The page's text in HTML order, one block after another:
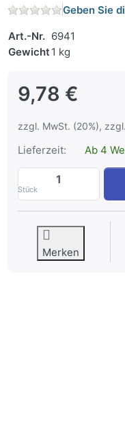
Geben Sie
Art.-Nr. 6941
Gewicht 1 kg
9,78 €
zzgl. MwSt. (20%), zzgl.
Lieferzeit: Ab 4
Stück
Merken